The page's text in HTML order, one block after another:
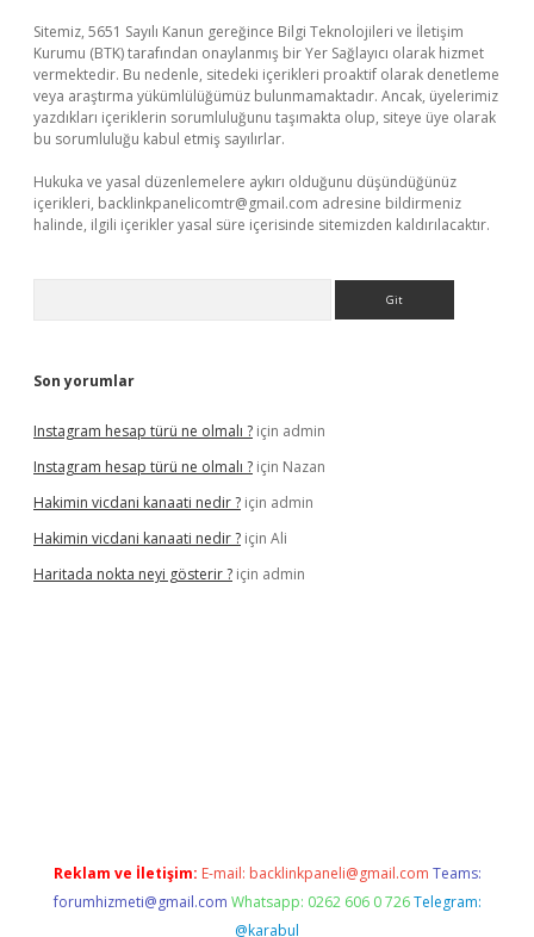
Sitemiz, 5651 Sayılı Kanun gereğince Bilgi Teknolojileri ve İletişim
Kurumu (BTK) tarafından onaylanmış bir Yer Sağlayıcı olarak hizmet
vermektedir. Bu nedenle, sitedeki içerikleri proaktif olarak denetleme
veya araştırma yükümlülüğümüz bulunmamaktadır. Ancak, üyelerimiz
yazdıkları içeriklerin sorumluluğunu taşımakta olup, siteye üye olarak
bu sorumluluğu kabul etmiş sayılırlar.
Hukuka ve yasal düzenlemelere aykırı olduğunu düşündüğünüz
içerikleri, backlinkpanelicomtr@gmail.com adresine bildirmeniz
halinde, ilgili içerikler yasal süre içerisinde sitemizden kaldırılacaktır.
Son yorumlar
Instagram hesap türü ne olmalı ? için admin
Instagram hesap türü ne olmalı ? için Nazan
Hakimin vicdani kanaati nedir ? için admin
Hakimin vicdani kanaati nedir ? için Ali
Haritada nokta neyi gösterir ? için admin
Reklam ve İletişim: E-mail: backlinkpaneli@gmail.com Teams:
forumhizmeti@gmail.com Whatsapp: 0262 606 0 726 Telegram:
@karabul